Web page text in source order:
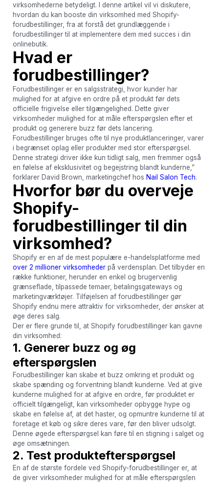
virksomhederne betydeligt. I denne artikel vil vi diskutere,
hvordan du kan booste din virksomhed med Shopify-
forudbestillinger, fra at forstå det grundlæggende i
forudbestillinger til at implementere dem med succes i din
onlinebutik.
Hvad er
forudbestillinger?
Forudbestillinger er en salgsstrategi, hvor kunder har
mulighed for at afgive en ordre på et produkt før dets
officielle frigivelse eller tilgængelighed. Dette giver
virksomheder mulighed for at måle efterspørgslen efter et
produkt og generere buzz før dets lancering.
Forudbestillinger bruges ofte til nye produktlanceringer, varer
i begrænset oplag eller produkter med stor efterspørgsel.
Denne strategi driver ikke kun tidligt salg, men fremmer også
en følelse af eksklusivitet og begejstring blandt kunderne,”
forklarer David Brown, marketingchef hos Nail Salon Tech.
Hvorfor bør du overveje
Shopify-
forudbestillinger til din
virksomhed?
Shopify er en af de mest populære e-handelsplatforme med
over 2 millioner virksomhederpå verdensplan. Det tilbyder en
række funktioner, herunder en enkel og brugervenlig
grænseflade, tilpassede temaer, betalingsgateways og
marketingværktøjer. Tilføjelsen af forudbestillinger gør
Shopify endnu mere attraktiv for virksomheder, der ønsker at
øge deres salg.
Der er flere grunde til, at Shopify forudbestillinger kan gavne
din virksomhed:
1. Generer buzz og øg
efterspørgslen
Forudbestillinger kan skabe et buzz omkring et produkt og
skabe spænding og forventning blandt kunderne. Ved at give
kunderne mulighed for at afgive en ordre, før produktet er
officielt tilgængeligt, kan virksomheder opbygge hype og
skabe en følelse af, at det haster, og opmuntre kunderne til at
foretage et køb og sikre deres vare, før den bliver udsolgt.
Denne øgede efterspørgsel kan føre til en stigning i salget og
øge omsætningen.
2. Test produktefterspørgsel
En af de største fordele ved Shopify-forudbestillinger er, at
de giver virksomheder mulighed for at måle efterspørgslen